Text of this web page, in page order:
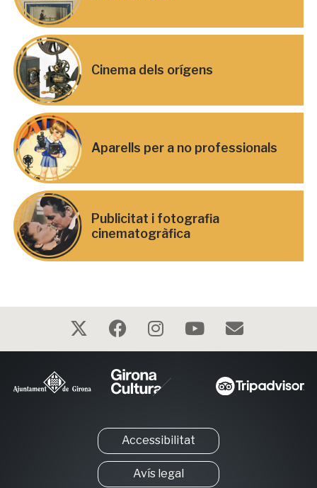
Cinema dels orígens
Aparells per a no professionals
Publicitat i fotografia
cinematogràfica
Accessibilitat
Avís legal